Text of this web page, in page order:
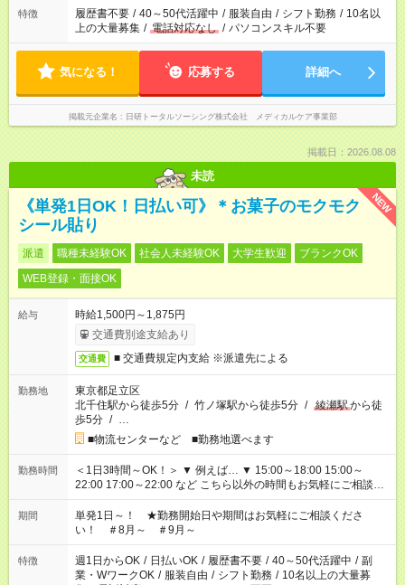
特徴 履歴書不要 / 40～50代活躍中 / 服装自由 / シフト勤務 / 10名以
上の大量募集 / 電話対応なし / パソコンスキル不要
気になる！ 応募する 詳細へ
掲載元企業名 日研トータルソーシング株式会社 メディカルケア事業部
掲載日：2026.08.08
未読
NEW
《単発1日OK！日払い可》＊お菓子のモクモク
シール貼り
派遣 職種未経験OK 社会人未経験OK 大学生歓迎
ブランクOK
WEB登録・面接OK
給与
時給1,500円～1,875円
交通費別途支給あり
交通費 ■ 交通費規定内支給 ※派遣先による
勤務地
東京都足立区
北千住駅から徒歩5分 / 竹ノ塚駅から徒歩5分 / 綾瀬駅から徒
歩5分 / …
■物流センターなど ■勤務地選べます
勤務時間
＜1日3時間～OK！＞ ▼ 例えば… ▼ 15:00～18:00 15:00～
22:00 17:00～22:00 など こちら以外の時間もお気軽にご相談く
ださい！
期間
単発1日～！ ★勤務開始日や期間はお気軽にご相談くださ
い！ ＃8月～ ＃9月～
特徴 週1日からOK / 日払いOK / 履歴書不要 / 40～50代活躍中 / 副
業・WワークOK / 服装自由 / シフト勤務 / 10名以上の大量募